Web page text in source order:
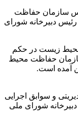
سازمان حفاظت
دبیرخانه شورای
زیست در حکم
حفاظت محیط
آمده است.
و سوابق اجرایی
شورای ملی